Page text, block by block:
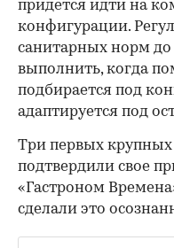
придется идти на
конфигурации.
санитарных норм
выполнить, когда
подбирается под
адаптируется под
Три первых
подтвердили свое
«Гастроном
сделали это